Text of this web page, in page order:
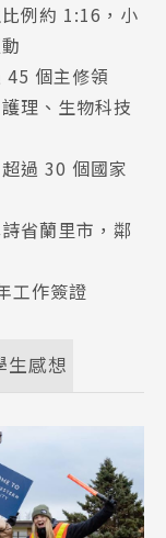
例約 1:16，小
45 個主修領
理、生物科技
過 30 個國家
省蘭里市，鄰
工作簽證
生感想